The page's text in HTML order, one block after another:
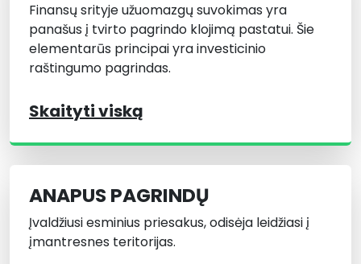
Finansų srityje užuomazgų suvokimas yra
panašus į tvirto pagrindo klojimą pastatui. Šie
elementarūs principai yra investicinio
raštingumo pagrindas.
Skaityti viską
ANAPUS PAGRINDŲ
Įvaldžiusi esminius priesakus, odisėja leidžiasi į
įmantresnes teritorijas.